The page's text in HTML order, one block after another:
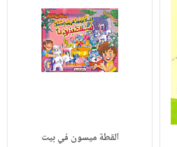
القطة ميسون في بيت